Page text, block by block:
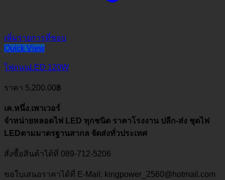
เพิ่มรายการที่ชอบ
Quick View
ไฟถนนLED 120W
ราคา 5,200.00฿
เค.หนึ่ง.เพาเวอร์
จำหน่ายหลอดไฟ LED ทุกชนิด ราคาโรงงาน ปลีก-ส่ง ชุดไฟ
LEDตามมาตรฐานสากล จัดส่งทั่วประเทศ
สั่งซื้อสินค้าได้ที่ 089-712-5206
ขอใบเสนอราคาได้ที่ E-Mail: kingpower_2560@hotmail.com